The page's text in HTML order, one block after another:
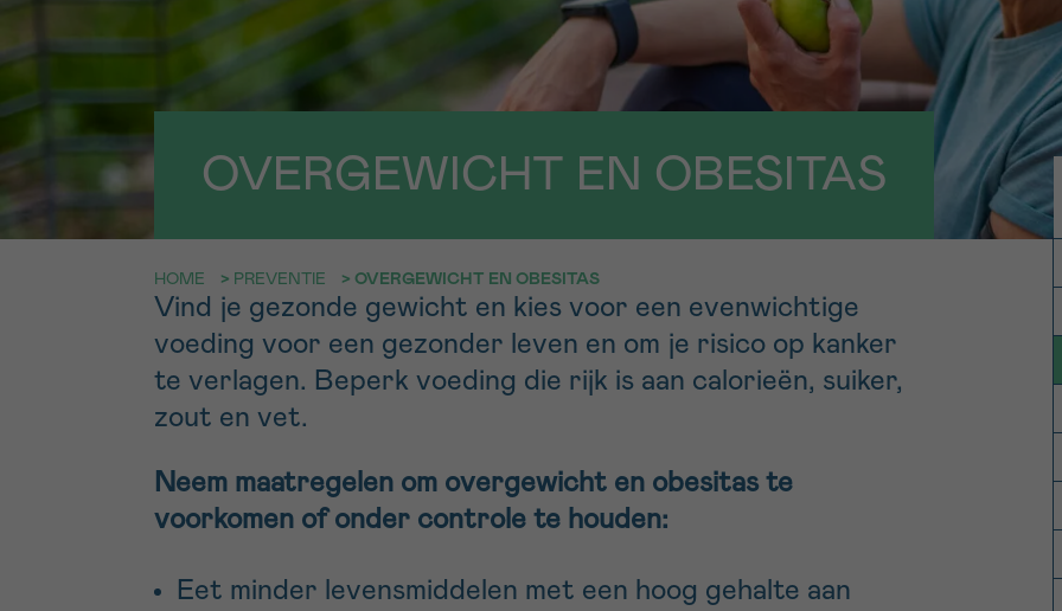
OVERGEWICHT EN OBESITAS
HOME > PREVENTIE > OVERGEWICHT EN OBESITAS
Vind je gezonde gewicht en kies voor een evenwichtige
voeding voor een gezonder leven en om je risico op kanker
te verlagen. Beperk voeding die rijk is aan calorieën, suiker,
zout en vet.
Neem maatregelen om overgewicht en obesitas te
voorkomen of onder controle te houden:
Eet minder levensmiddelen met een hoog gehalte aan
Bel ons op 0800 15 802
ma-vrij 9u tot 18u
Via ons
Ik wil graag opgebeld
worden
Meer weten
Kankerinfo
MIJN VRAAG
*VERPLICHT VELD
9h-11h